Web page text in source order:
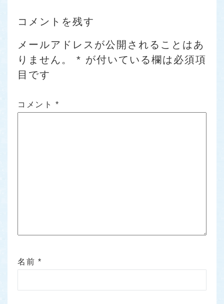
コメントを残す
メールアドレスが公開されることはあ
りません。
* が付いている欄は必須項
目です
コメント *
名前 *